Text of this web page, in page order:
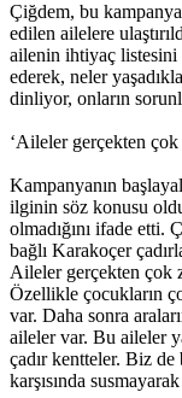
‘Kadınların ilk
11:28 05/12/2016
22 kadın eşbaşkan
11:25 05/12/2016
5 ARALIK 2016
11:21 05/12/2016
Çiğdem, bu
edilen ailelere
ailenin ihtiyaç listesini
ederek, neler
dinliyor, onların
‘Aileler gerçekten
Kampanyanın
ilginin söz konusu
olmadığını ifade etti.
bağlı Karakoçer
Aileler gerçekten çok
Özellikle çocukların
var. Daha sonra
aileler var. Bu aileler
çadır kentteler. Biz
karşısında